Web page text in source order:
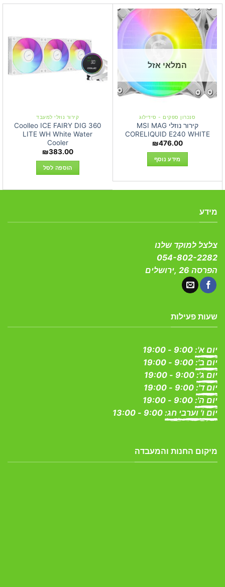
המלאי אזל
סנכרון ספקים - סידילוג
קירור נוזלי MSI MAG
CORELIQUID E240 WHITE
₪476.00
מידע נוסף
קירור נוזלי למעבד
Coolleo ICE FAIRY DIG 360
LITE WH White Water
Cooler
₪383.00
הוספה לסל
מידע
צלצל למוקד שלנו
054-802-2282
הפרסה 26 ,ירושלים
שעות פעילות
יום א':
יום ב':
יום ג':
יום ד':
יום ה':
יום ו' וערבי חג:
מיקום החנות והמעבדה